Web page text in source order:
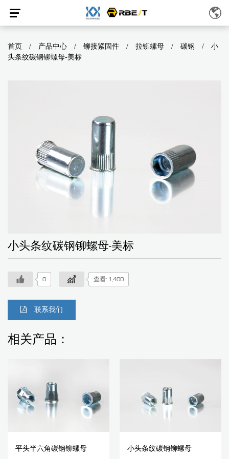
首页 / 产品中心 / 铆接紧固件 / 拉铆螺母 / 碳钢 /
小
头条纹碳钢铆螺母-美标
小头条纹碳钢铆螺母-美标
0 查看: 1,400
联系我们
相关产品：
平头半六角碳钢铆螺母 小头条纹碳钢铆螺母